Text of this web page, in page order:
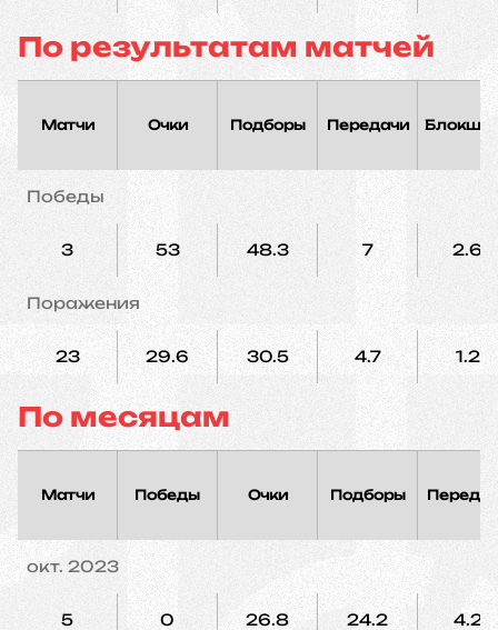
По результатам матчей
Матчи Очки Подборы Передачи
Победы
3 53 48.3 7 2.6
Поражения
23 29.6 30.5 4.7 1.2
По месяцам
Матчи Победы Очки Подборы
окт. 2023
5 0 26.8 24.2 4.2